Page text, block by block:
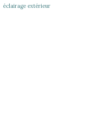
éclairage extérieur